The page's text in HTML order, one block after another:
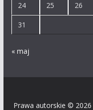
24 25 26
31
« maj
Prawa autorskie © 2026